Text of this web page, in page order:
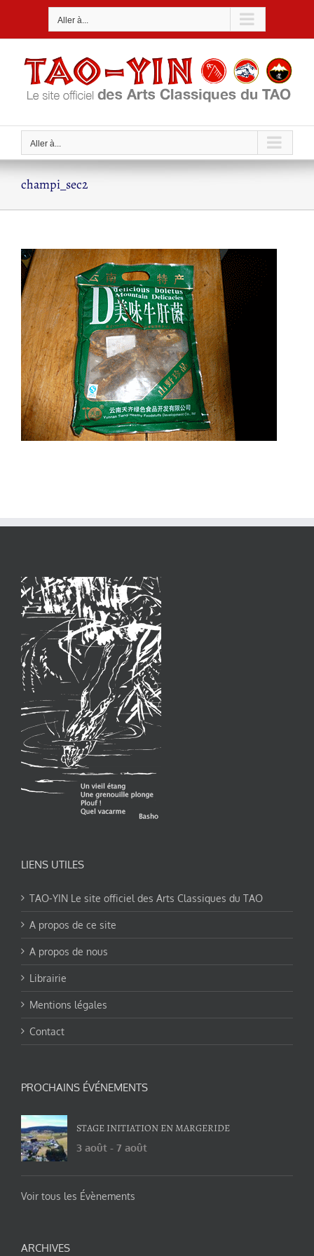
Aller à...
Aller à...
champi_sec2
LIENS UTILES
TAO-YIN Le site officiel des Arts Classiques du TAO
A propos de ce site
A propos de nous
Librairie
Mentions légales
Contact
PROCHAINS ÉVÉNEMENTS
STAGE INITIATION EN MARGERIDE
3 août - 7 août
Voir tous les Évènements
ARCHIVES